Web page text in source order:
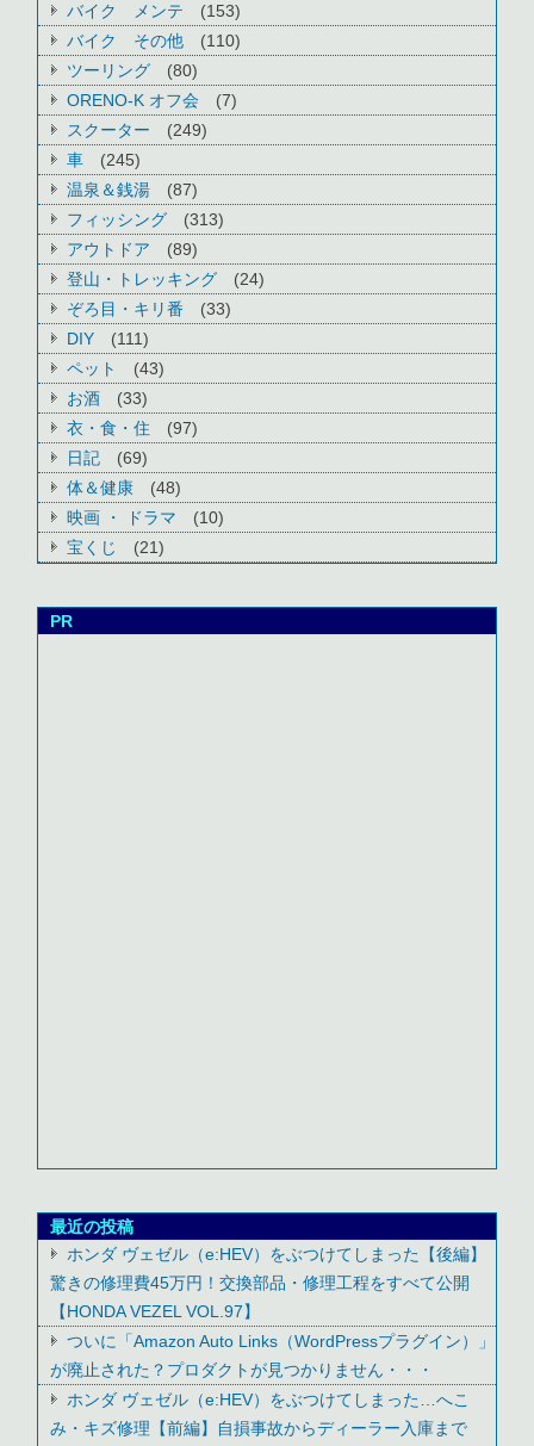
バイク メンテ
(153)
バイク その他
(110)
ツーリング
(80)
ORENO-K オフ会
(7)
スクーター
(249)
車
(245)
温泉＆銭湯
(87)
フィッシング
(313)
アウトドア
(89)
登山・トレッキング
(24)
ぞろ目・キリ番
(33)
DIY
(111)
ペット
(43)
お酒
(33)
衣・食・住
(97)
日記
(69)
体＆健康
(48)
映画 ・ ドラマ
(10)
宝くじ
(21)
PR
最近の投稿
ホンダ ヴェゼル（e:HEV）をぶつけてしまった【後編】
驚きの修理費45万円！交換部品・修理工程をすべて公開
【HONDA VEZEL VOL.97】
ついに「Amazon Auto Links（WordPressプラグイン）」
が廃止された？プロダクトが見つかりません・・・
ホンダ ヴェゼル（e:HEV）をぶつけてしまった…へこ
み・キズ修理【前編】自損事故からディーラー入庫まで